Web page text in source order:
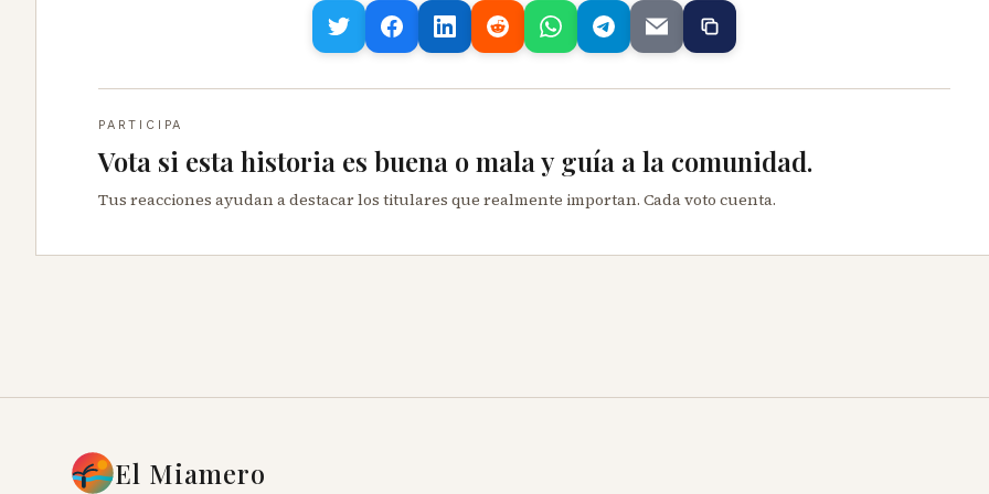
PARTICIPA
Vota si esta historia es buena o mala y guía a la comunidad.
Tus reacciones ayudan a destacar los titulares que realmente importan. Cada voto cuenta.
El Miamero